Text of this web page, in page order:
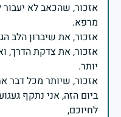
אזכור, שהכאב לא יעבור
אזכור, את צדקת הדרך,
ביום הזה, אני נתקף